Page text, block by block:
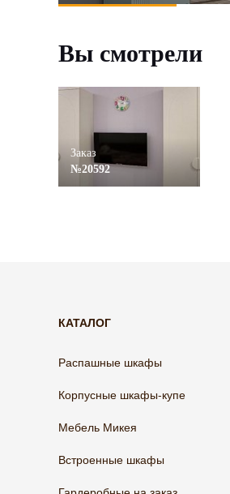
Вы смотрели
Заказ
№20592
КАТАЛОГ
Распашные шкафы
Корпусные шкафы-купе
Мебель Микея
Встроенные шкафы